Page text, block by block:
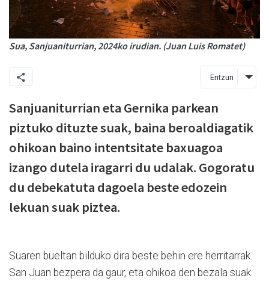
Sua, Sanjuaniturrian, 2024ko irudian. (Juan Luis Romatet)
Entzun
Sanjuaniturrian eta Gernika parkean
piztuko dituzte suak, baina beroaldiagatik
ohikoan baino intentsitate baxuagoa
izango dutela iragarri du udalak. Gogoratu
du debekatuta dagoela beste edozein
lekuan suak piztea.
Suaren bueltan bilduko dira beste behin ere herritarrak.
San Juan bezpera da gaur, eta ohikoa den bezala suak